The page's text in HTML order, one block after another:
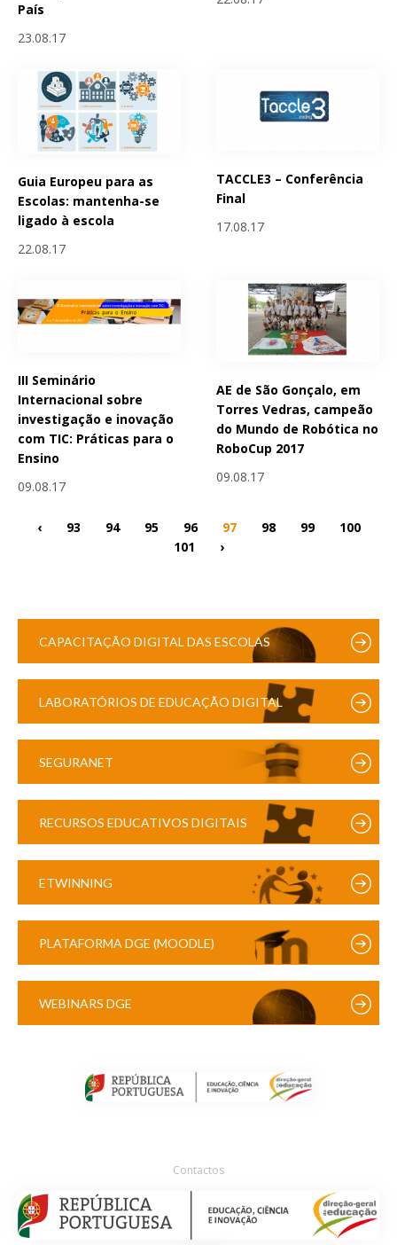
País
23.08.17
Guia Europeu para as
Escolas: mantenha-se
ligado à escola
22.08.17
TACCLE3 – Conferência
Final
17.08.17
III Seminário
Internacional sobre
investigação e inovação
com TIC: Práticas para o
Ensino
09.08.17
AE de São Gonçalo, em
Torres Vedras, campeão
do Mundo de Robótica no
RoboCup 2017
09.08.17
‹ 93 94 95 96 97 98 99
100
101
›
CAPACITAÇÃO DIGITAL DAS ESCOLAS
LABORATÓRIOS DE EDUCAÇÃO DIGITAL
SEGURANET
RECURSOS EDUCATIVOS DIGITAIS
ETWINNING
PLATAFORMA DGE (MOODLE)
WEBINARS DGE
Contactos